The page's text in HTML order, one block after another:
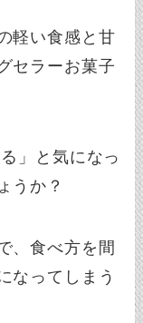
軽い食感と甘
セラーお菓子
」と気になっ
うか？
、食べ方を間
なってしまう